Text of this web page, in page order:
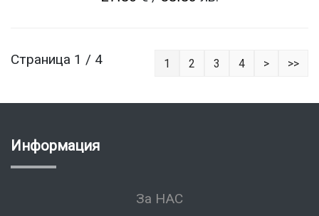
Страница 1 / 4 1 2 3 4 > >>
Информация
За НАС